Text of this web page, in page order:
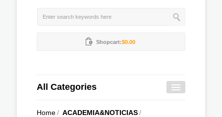
Shopcart:$0.00
All Categories
Home/ ACADEMIA&NOTICIAS/